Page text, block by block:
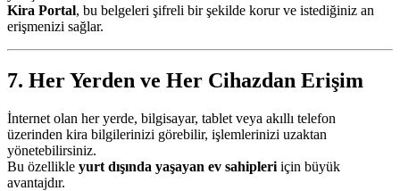
Kira Portal, bu belgeleri şifreli bir şekilde korur ve istediğiniz an
erişmenizi sağlar.
7. Her Yerden ve Her Cihazdan Erişim
İnternet olan her yerde, bilgisayar, tablet veya akıllı telefon
üzerinden kira bilgilerinizi görebilir, işlemlerinizi uzaktan
yönetebilirsiniz.
Bu özellikle yurt dışında yaşayan ev sahipleri için büyük
avantajdır.